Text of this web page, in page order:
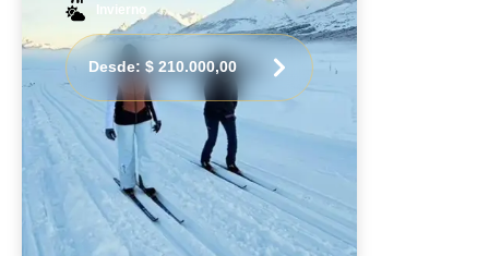
Invierno
Desde: $ 210.000,00